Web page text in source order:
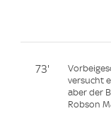
73'
versucht
aber der
Robson